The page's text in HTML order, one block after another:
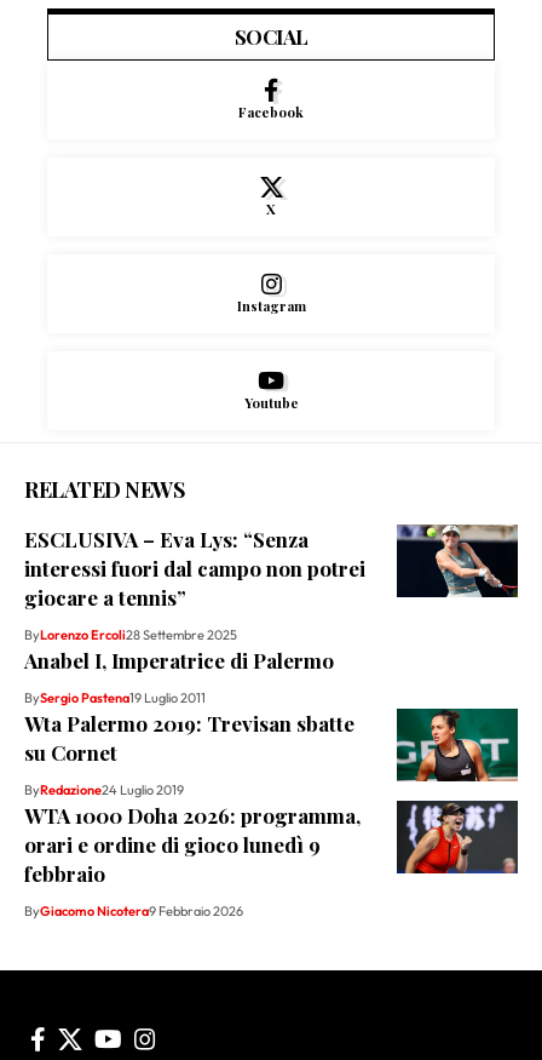
SOCIAL
Facebook
X
Instagram
Youtube
RELATED NEWS
ESCLUSIVA – Eva Lys: “Senza
interessi fuori dal campo non potrei
giocare a tennis”
ByLorenzo Ercoli28 Settembre 2025
Anabel I, Imperatrice di Palermo
BySergio Pastena19 Luglio 2011
Wta Palermo 2019: Trevisan sbatte
su Cornet
ByRedazione24 Luglio 2019
WTA 1000 Doha 2026: programma,
orari e ordine di gioco lunedì 9
febbraio
ByGiacomo Nicotera9 Febbraio 2026